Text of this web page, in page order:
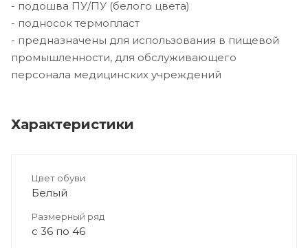
- подошва ПУ/ПУ (белого цвета)
- подносок термопласт
- предназначены для использования в пищевой
промышленности, для обслуживающего
персонала медицинских учреждений
Характеристики
Цвет обуви
Белый
Размерный ряд
с 36 по 46